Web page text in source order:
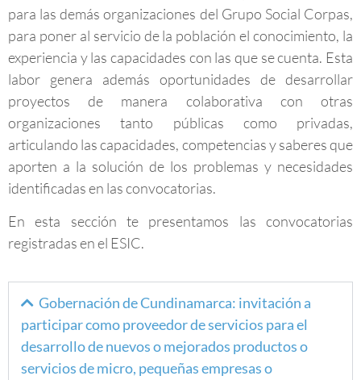
para las demás organizaciones del Grupo Social Corpas,
para poner al servicio de la población el conocimiento, la
experiencia y las capacidades con las que se cuenta. Esta
labor genera además oportunidades de desarrollar
proyectos de manera colaborativa con otras
organizaciones tanto públicas como privadas,
articulando las capacidades, competencias y saberes que
aporten a la solución de los problemas y necesidades
identificadas en las convocatorias.
En esta sección te presentamos las convocatorias
registradas en el ESIC.
Gobernación de Cundinamarca: invitación a
participar como proveedor de servicios para el
desarrollo de nuevos o mejorados productos o
servicios de micro, pequeñas empresas o